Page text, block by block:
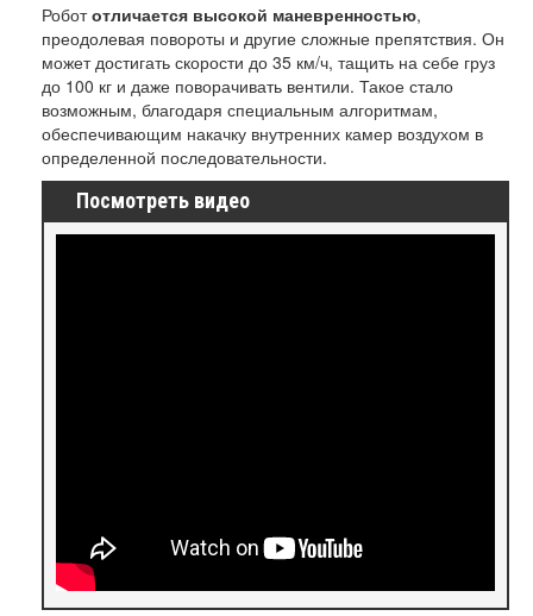
Робототличается высокой маневренностью,
преодолевая повороты и другие сложные препятствия. Он
может достигать скорости до 35 км/ч, тащить на себе груз
до 100 кг и даже поворачивать вентили. Такое стало
возможным, благодаря специальным алгоритмам,
обеспечивающим накачку внутренних камер воздухом в
определенной последовательности.
Посмотреть видео